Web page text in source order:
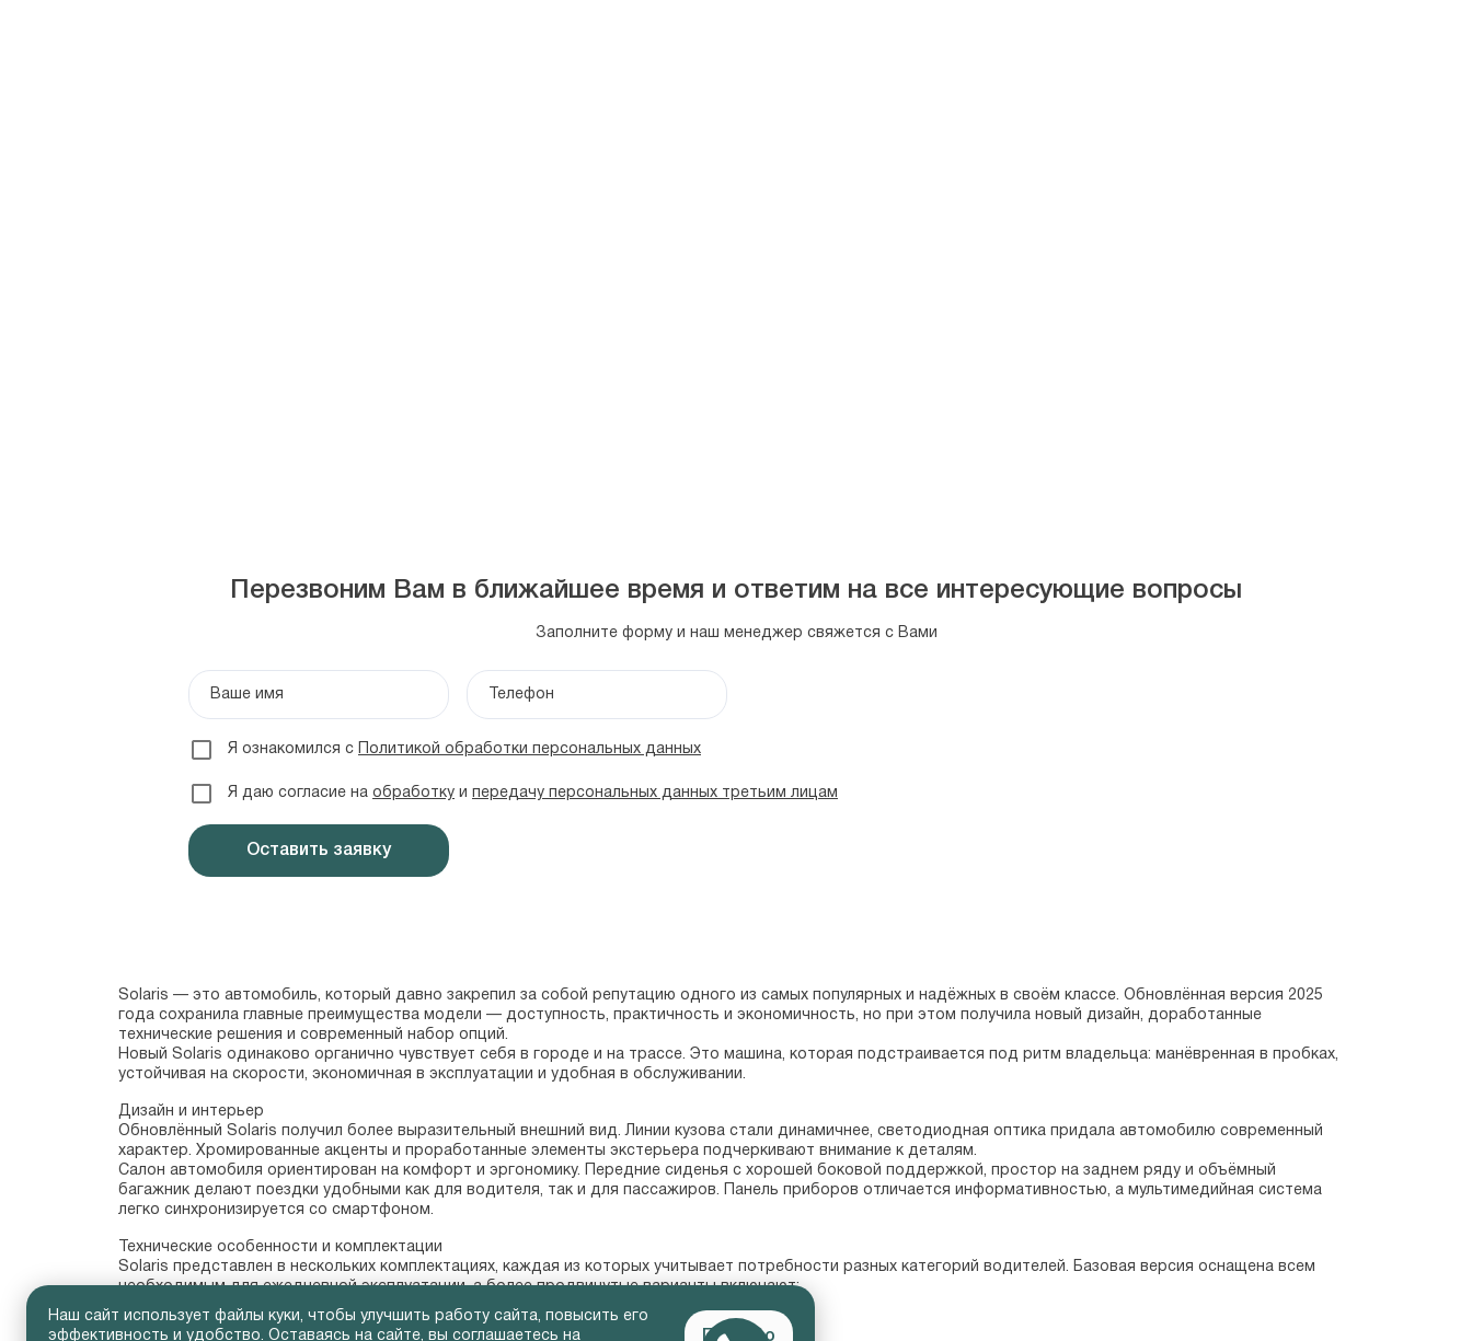
Перезвоним Вам в ближайшее время и ответим на все интересующие вопросы
Заполните форму и наш менеджер свяжется с Вами
Ваше имя Телефон
Я ознакомился с Политикой обработки персональных данных
Я даю согласие на обработку и передачу персональных данных третьим лицам
Оставить заявку
Solaris — это автомобиль, который давно закрепил за собой репутацию одного из самых популярных и надёжных в своём классе. Обновлённая версия 2025
года сохранила главные преимущества модели — доступность, практичность и экономичность, но при этом получила новый дизайн, доработанные
технические решения и современный набор опций.
Новый Solaris одинаково органично чувствует себя в городе и на трассе. Это машина, которая подстраивается под ритм владельца: манёвренная в пробках,
устойчивая на скорости, экономичная в эксплуатации и удобная в обслуживании.
Дизайн и интерьер
Обновлённый Solaris получил более выразительный внешний вид. Линии кузова стали динамичнее, светодиодная оптика придала автомобилю современный
характер. Хромированные акценты и проработанные элементы экстерьера подчеркивают внимание к деталям.
Салон автомобиля ориентирован на комфорт и эргономику. Передние сиденья с хорошей боковой поддержкой, простор на заднем ряду и объёмный
багажник делают поездки удобными как для водителя, так и для пассажиров. Панель приборов отличается информативностью, а мультимедийная система
легко синхронизируется со смартфоном.
Технические особенности и комплектации
Solaris представлен в нескольких комплектациях, каждая из которых учитывает потребности разных категорий водителей. Базовая версия оснащена всем
необходимым для ежедневной эксплуатации, а более продвинутые варианты включают:
•   климат-контроль и подогрев сидений;
•   современную мультимедийную систему с большим экраном;
Наш сайт использует файлы куки, чтобы улучшить работу сайта, повысить его
эффективность и удобство. Оставаясь на сайте, вы соглашаетесь на
Понятно